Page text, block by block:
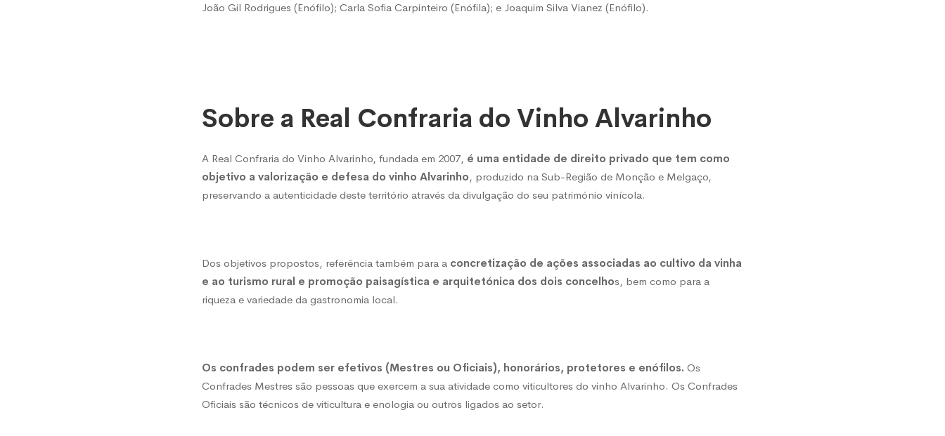
João Gil Rodrigues (Enófilo); Carla Sofia Carpinteiro (Enófila); e Joaquim Silva Vianez (Enófilo).
Sobre a Real Confraria do Vinho Alvarinho
A Real Confraria do Vinho Alvarinho, fundada em 2007, é uma entidade de direito privado que tem como
objetivo a valorização e defesa do vinho Alvarinho, produzido na Sub-Região de Monção e Melgaço,
preservando a autenticidade deste território através da divulgação do seu património vinícola.
Dos objetivos propostos, referência também para a concretização de ações associadas ao cultivo da vinha
e ao turismo rural e promoção paisagística e arquitetónica dos dois concelhos, bem como para a
riqueza e variedade da gastronomia local.
Os confrades podem ser efetivos (Mestres ou Oficiais), honorários, protetores e enófilos. Os
Confrades Mestres são pessoas que exercem a sua atividade como viticultores do vinho Alvarinho. Os Confrades
Oficiais são técnicos de viticultura e enologia ou outros ligados ao setor.